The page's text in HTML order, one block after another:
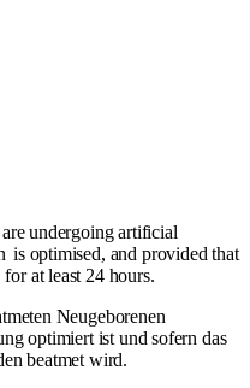
undergoing artificial
is optimised, and provided that
for at least 24 hours.
Neugeborenen
optimiert ist und sofern das
beatmet wird.